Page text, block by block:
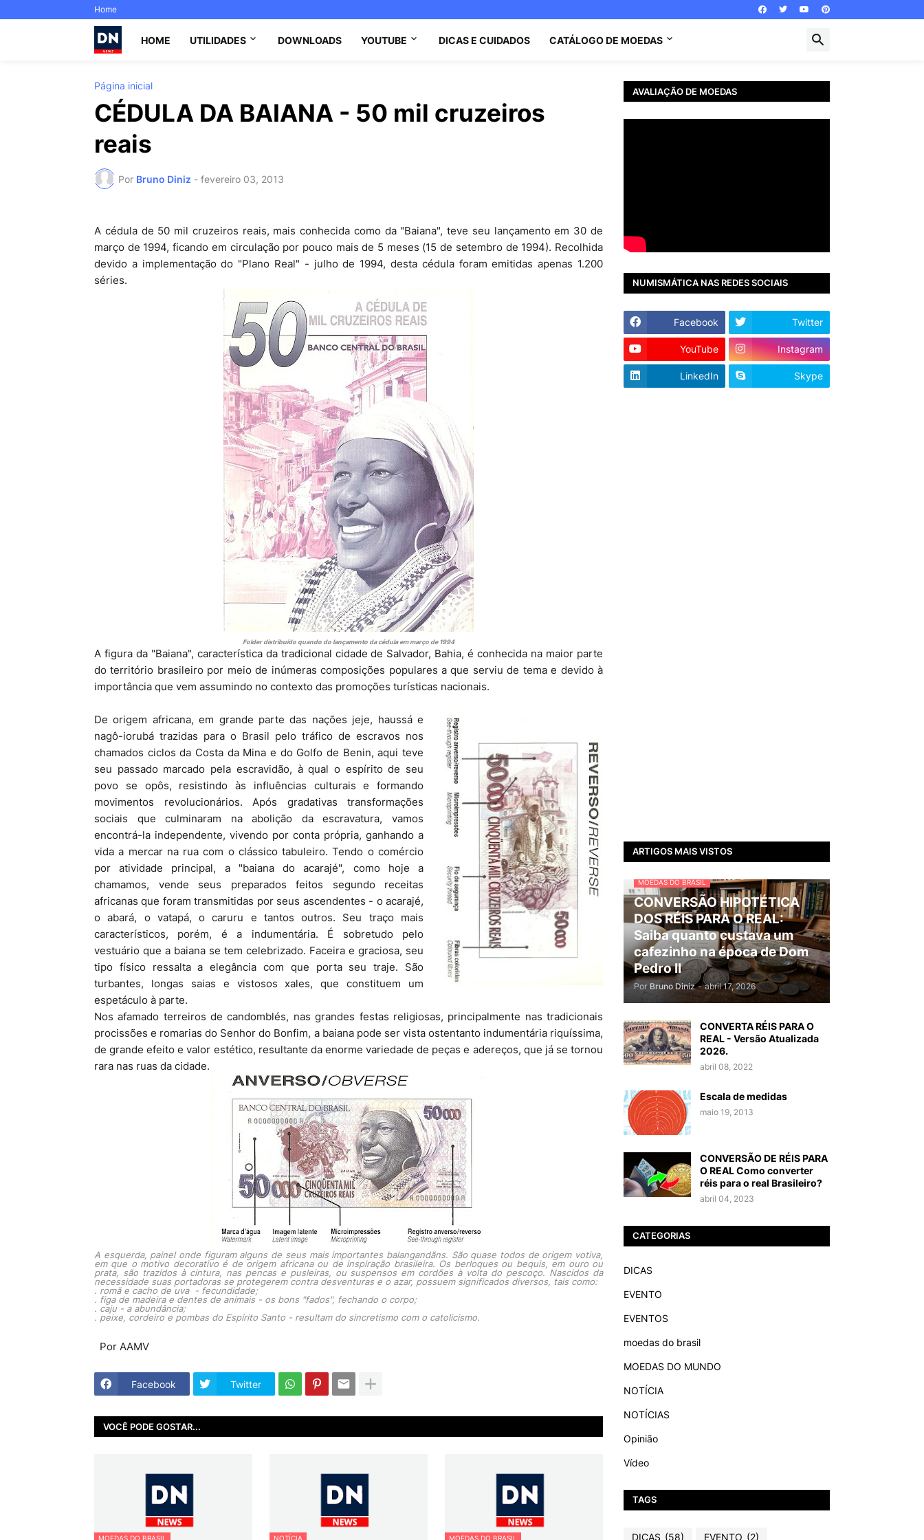
Home
HOME UTILIDADES DOWNLOADS YOUTUBE DICAS E CUIDADOS CATÁLOGO DE MOEDAS
Página inicial
CÉDULA DA BAIANA - 50 mil cruzeiros
reais
Por Bruno Diniz - fevereiro 03, 2013
A cédula de 50 mil cruzeiros reais, mais conhecida como da "Baiana", teve seu lançamento em 30 de
março de 1994, ficando em circulação por pouco mais de 5 meses (15 de setembro de 1994). Recolhida
devido a implementação do "Plano Real" - julho de 1994, desta cédula foram emitidas apenas 1.200
séries.
Folder distribuído quando do lançamento da cédula em março de 1994
A figura da "Baiana", característica da tradicional cidade de Salvador, Bahia, é conhecida na maior parte
do território brasileiro por meio de inúmeras composições populares a que serviu de tema e devido à
importância que vem assumindo no contexto das promoções turísticas nacionais.
De origem africana, em grande parte das nações jeje, haussá e
nagô-iorubá trazidas para o Brasil pelo tráfico de escravos nos
chamados ciclos da Costa da Mina e do Golfo de Benin, aqui teve
seu passado marcado pela escravidão, à qual o espírito de seu
povo se opôs, resistindo às influências culturais e formando
movimentos revolucionários. Após gradativas transformações
sociais que culminaram na abolição da escravatura, vamos
encontrá-la independente, vivendo por conta própria, ganhando a
vida a mercar na rua com o clássico tabuleiro. Tendo o comércio
por atividade principal, a "baiana do acarajé", como hoje a
chamamos, vende seus preparados feitos segundo receitas
africanas que foram transmitidas por seus ascendentes - o acarajé,
o abará, o vatapá, o caruru e tantos outros. Seu traço mais
característicos, porém, é a indumentária. É sobretudo pelo
vestuário que a baiana se tem celebrizado. Faceira e graciosa, seu
tipo físico ressalta a elegância com que porta seu traje. São
turbantes, longas saias e vistosos xales, que constituem um
espetáculo à parte.
Nos afamado terreiros de candomblés, nas grandes festas religiosas, principalmente nas tradicionais
procissões e romarias do Senhor do Bonfim, a baiana pode ser vista ostentanto indumentária riquíssima,
de grande efeito e valor estético, resultante da enorme variedade de peças e adereços, que já se tornou
rara nas ruas da cidade.
A esquerda, painel onde figuram alguns de seus mais importantes balangandãns. São quase todos de origem votiva,
em que o motivo decorativo é de origem africana ou de inspiração brasileira. Os berloques ou bequis, em ouro ou
prata, são trazidos à cintura, nas pencas e pusleiras, ou suspensos em cordões à volta do pescoço. Nascidos da
necessidade suas portadoras se protegerem contra desventuras e o azar, possuem significados diversos, tais como:
. romã e cacho de uva - fecundidade;
. figa de madeira e dentes de animais - os bons "fados", fechando o corpo;
. caju - a abundância;
. peixe, cordeiro e pombas do Espírito Santo - resultam do sincretismo com o catolicismo.
Por AAMV
Facebook Twitter
VOCÊ PODE GOSTAR...
MOEDAS DO BRASIL NOTÍCIA MOEDAS DO BRASIL
AVALIAÇÃO DE MOEDAS
NUMISMÁTICA NAS REDES SOCIAIS
Facebook Twitter
YouTube Instagram
LinkedIn Skype
ARTIGOS MAIS VISTOS
MOEDAS DO BRASIL
CONVERSÃO HIPOTÉTICA
DOS RÉIS PARA O REAL:
Saiba quanto custava um
cafezinho na época de Dom
Pedro II
Por Bruno Diniz - abril 17, 2026
CONVERTA RÉIS PARA O
REAL - Versão Atualizada
2026.
abril 08, 2022
Escala de medidas
maio 19, 2013
CONVERSÃO DE RÉIS PARA
O REAL Como converter
réis para o real Brasileiro?
abril 04, 2023
CATEGORIAS
DICAS
EVENTO
EVENTOS
moedas do brasil
MOEDAS DO MUNDO
NOTÍCIA
NOTÍCIAS
Opinião
Vídeo
TAGS
DICAS (58) EVENTO (2)